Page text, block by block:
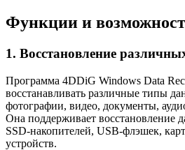
Функции и
1. Восстановление
Программа 4DDiG Windows Data
восстанавливать различные типы
фотографии, видео, документы,
Она поддерживает восстановление
SSD-накопителей, USB-флэшек,
устройств.